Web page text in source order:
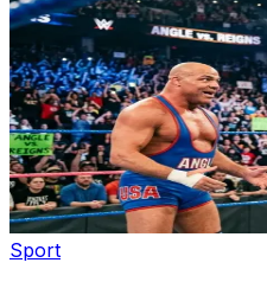
Sport